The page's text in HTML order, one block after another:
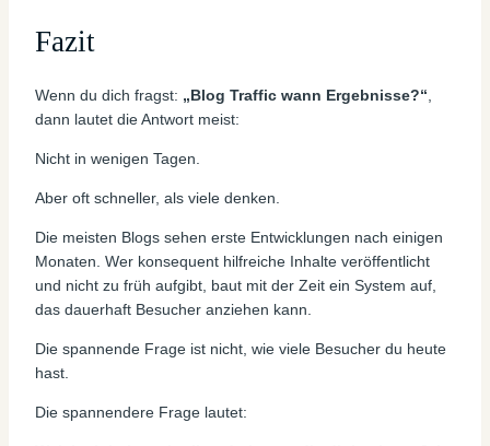
Fazit
Wenn du dich fragst: „Blog Traffic wann Ergebnisse?“
dann lautet die Antwort meist:
Nicht in wenigen Tagen.
Aber oft schneller, als viele denken.
Die meisten Blogs sehen erste Entwicklungen nach einigen
Monaten. Wer konsequent hilfreiche Inhalte veröffentlicht
und nicht zu früh aufgibt, baut mit der Zeit ein System auf,
das dauerhaft Besucher anziehen kann.
Die spannende Frage ist nicht, wie viele Besucher du heute
hast.
Die spannendere Frage lautet: